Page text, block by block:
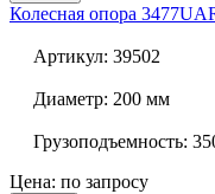
Колесная опора
Артикул: 39502
Диаметр: 200 мм
Грузоподъемность:
Цена: по запросу